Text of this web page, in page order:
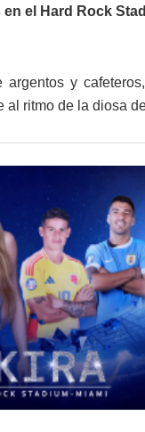
el Hard Rock
argentos y cafeteros,
al ritmo de la diosa